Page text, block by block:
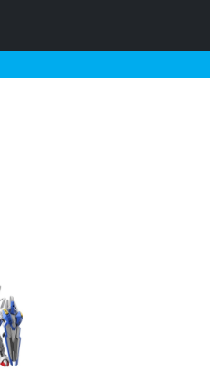
・再販・